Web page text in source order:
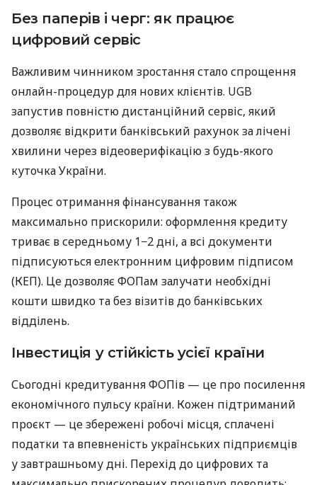
Без паперів і черг: як працює
цифровий сервіс
Важливим чинником зростання стало спрощення
онлайн-процедур для нових клієнтів. UGB
запустив повністю дистанційний сервіс, який
дозволяє відкрити банківський рахунок за лічені
хвилини через відеоверифікацію з будь-якого
куточка України.
Процес отримання фінансування також
максимально прискорили: оформлення кредиту
триває в середньому 1−2 дні, а всі документи
підписуються електронним цифровим підписом
(КЕП). Це дозволяє ФОПам залучати необхідні
кошти швидко та без візитів до банківських
відділень.
Інвестиція у стійкість усієї країни
Сьогодні кредитування ФОПів — це про посилення
економічного пульсу країни. Кожен підтриманий
проєкт — це збережені робочі місця, сплачені
податки та впевненість українських підприємців
у завтрашньому дні. Перехід до цифрових та